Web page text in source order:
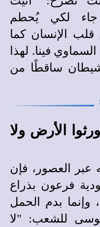
جاء لكي يُحطم
الإنسان كما
فينا. لهذا
ساقطًا من
ورثوا الأرض ولا
عبر العصور، فإن
فرعون بذراع
بدم الحمل
للشعب: "لا